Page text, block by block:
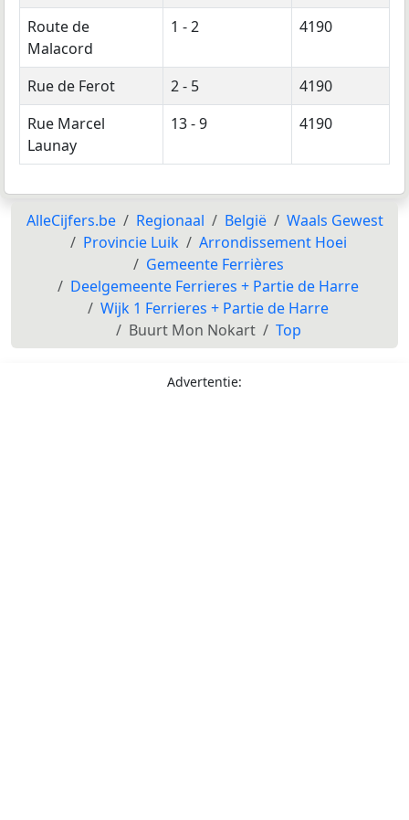
Route de
Malacord
1 - 2 4190
Rue de Ferot 2 - 5
4190
Rue Marcel
Launay
13 - 9 4190
AlleCijfers.be Regionaal België
Waals Gewest
Provincie Luik
Arrondissement Hoei
Gemeente Ferrières
Deelgemeente Ferrieres + Partie de Harre
Wijk 1 Ferrieres + Partie de Harre
Buurt Mon Nokart
Top
Advertentie: